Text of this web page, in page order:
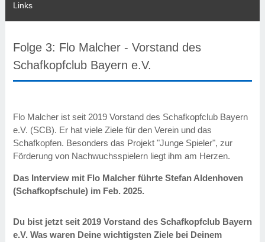
Links
Folge 3: Flo Malcher - Vorstand des
Schafkopfclub Bayern e.V.
Flo Malcher ist seit 2019 Vorstand des Schafkopfclub Bayern
e.V. (SCB). Er hat viele Ziele für den Verein und das
Schafkopfen. Besonders das Projekt "Junge Spieler", zur
Förderung von Nachwuchsspielern liegt ihm am Herzen.
Das Interview mit Flo Malcher führte Stefan Aldenhoven
(Schafkopfschule) im Feb. 2025.
Du bist jetzt seit 2019 Vorstand des Schafkopfclub Bayern
e.V. Was waren Deine wichtigsten Ziele bei Deinem